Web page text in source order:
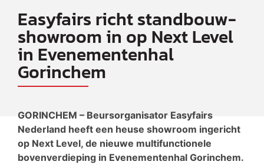
Easyfairs richt standbouw-
showroom in op Next Level
in Evenementenhal
Gorinchem
GORINCHEM – Beursorganisator Easyfairs
Nederland heeft een heuse showroom ingericht
op Next Level, de nieuwe multifunctionele
bovenverdieping in Evenementenhal Gorinchem.